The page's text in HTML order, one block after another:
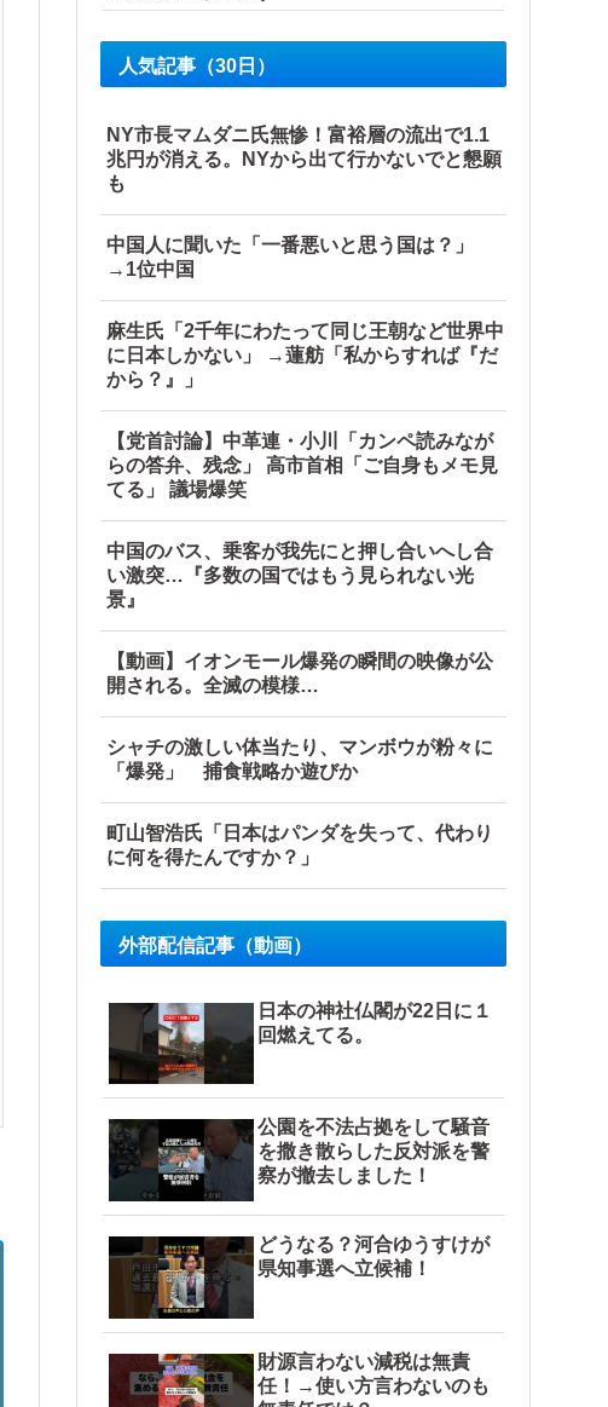
人気記事（30日）
NY市長マムダニ氏無惨！富裕層の流出で1.1
兆円が消える。NYから出て行かないでと懇願
も
中国人に聞いた「一番悪いと思う国は？」
→1位中国
麻生氏「2千年にわたって同じ王朝など世界中
に日本しかない」 →蓮舫「私からすれば『だ
から？』」
【党首討論】中革連・小川「カンペ読みなが
らの答弁、残念」 高市首相「ご自身もメモ見
てる」 議場爆笑
中国のバス、乗客が我先にと押し合いへし合
い激突…『多数の国ではもう見られない光
景』
【動画】イオンモール爆発の瞬間の映像が公
開される。全滅の模様…
シャチの激しい体当たり、マンボウが粉々に
「爆発」 捕食戦略か遊びか
町山智浩氏「日本はパンダを失って、代わり
に何を得たんですか？」
外部配信記事（動画）
日本の神社仏閣が22日に１
回燃えてる。
公園を不法占拠をして騒音
を撒き散らした反対派を警
察が撤去しました！
どうなる？河合ゆうすけが
県知事選へ立候補！
財源言わない減税は無責
任！→使い方言わないのも